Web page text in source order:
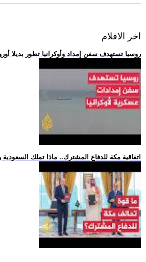
اخر الافلام
.. روسيا تستهدف سفن إمداد وأوكرانيا تطور بديلا
.. اتفاقية مكة للدفاع المشترك.. ماذا تملك